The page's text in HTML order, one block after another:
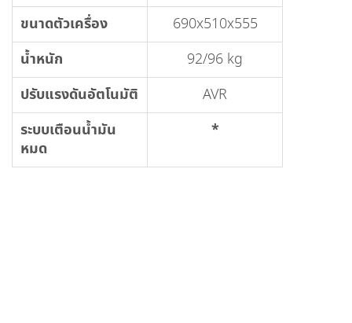
ขนาดตัวเครื่อง 690x510x555
น้ำหนัก 92/96 kg
ปรับแรงดันอัตโนมัติ AVR
ระบบเตือนน้ำมัน
หมด
*